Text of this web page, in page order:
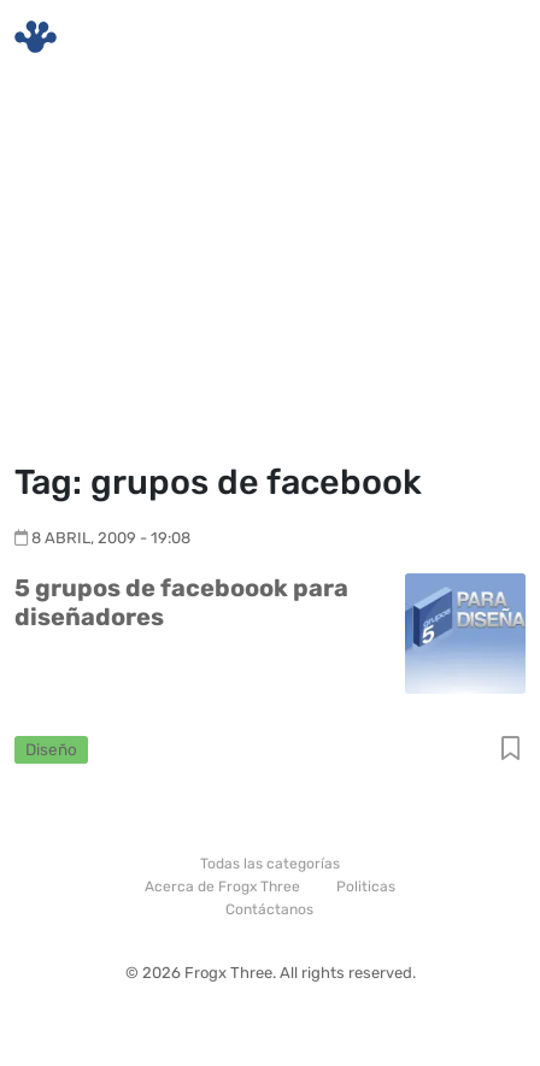
Tag: grupos de facebook
8 ABRIL, 2009 - 19:08
5 grupos de faceboook para
diseñadores
Diseño
Todas las categorías
Acerca de Frogx Three
Politicas
Contáctanos
© 2026 Frogx Three. All rights reserved.